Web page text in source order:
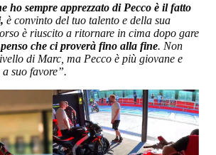
ho sempre apprezzato di Pecco è il fatto
è convinto del tuo talento e della sua
è riuscito a ritornare in cima dopo gare
penso che ci proverà fino alla fine. Non
di Marc, ma Pecco è più giovane e
suo favore”.